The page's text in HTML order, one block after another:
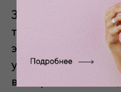
Заказать товар в
телефону или
этом разделе,
указаны в
выбор оттенков и